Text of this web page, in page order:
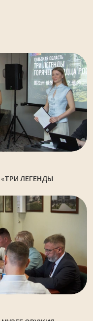
ЛЕГЕНДЫ